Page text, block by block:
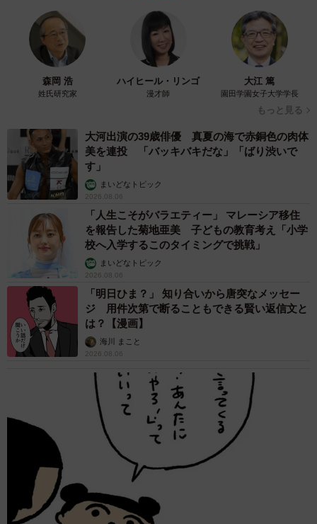
森岡 浩
姓氏研究家
ハイヒール・リンゴ
漫才師
大江 篤
園田学園女子大学学長
もっと見る
大河出演の39歳俳優 真夏の海で赤銅色の肉体
美を連投 「バッキバキだな」「ばり渋いで
す」
まいどなトピック
2026.08.06
「人生こそがバラエティー」 マレーシア移住
を報告した菊地亜美 子どもの教育考え「小学
校へ入学するこのタイミングで挑戦」
まいどなトピック
2026.08.06
「明日ひま？」 知り合いから唐突なメッセー
ジ 用件次第で断ることもできる賢い返信文と
は？【漫画】
海川 まこと
2026.08.06